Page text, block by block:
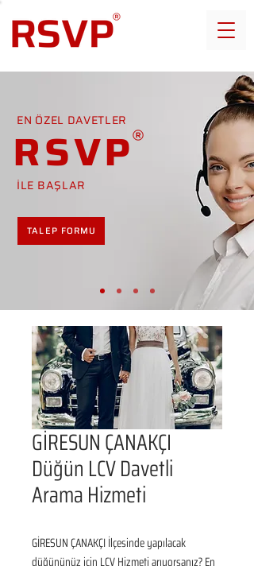
EN ÖZEL DAVETLER
RSVP
İLE BAŞLAR
TALEP FORMU
GİRESUN ÇANAKÇI
Düğün LCV Davetli
Arama Hizmeti
GİRESUN ÇANAKÇI İlçesinde yapılacak
düğününüz için LCV Hizmeti arıyorsanız? En